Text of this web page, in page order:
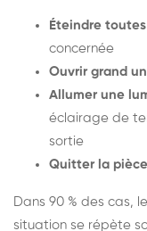
Éteindre
concernée
Ouvrir grand
Allumer une
éclairage de
sortie
Quitter la
Dans 90 % des cas,
situation se répète